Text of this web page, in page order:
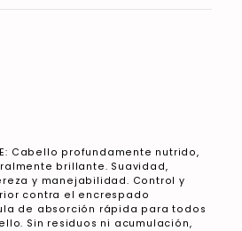
Cabello profundamente nutrido,
brillante. Suavidad,
y manejabilidad. Control y
contra el encrespado
de absorción rápida para todos
Sin residuos ni acumulación,